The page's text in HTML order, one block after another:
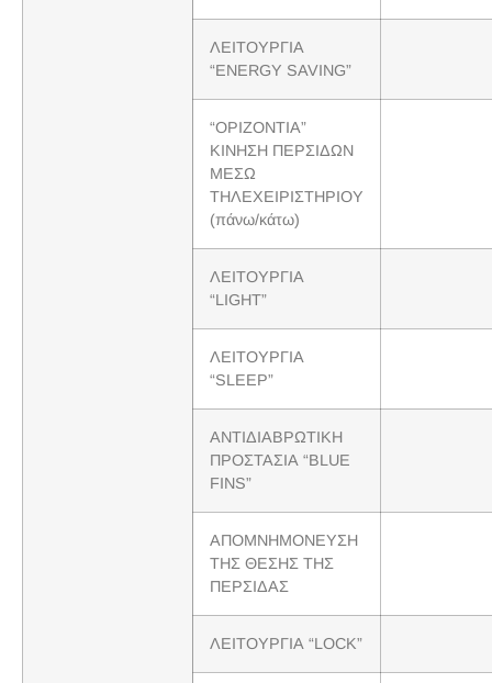
ΛΕΙΤΟΥΡΓΙΑ
“ENERGY SAVING”
“ΟΡΙΖΟΝΤΙΑ”
ΚΙΝΗΣΗ ΠΕΡΣΙΔΩΝ
ΜΕΣΩ
ΤΗΛΕΧΕΙΡΙΣΤΗΡΙΟΥ
(πάνω/κάτω)
ΛΕΙΤΟΥΡΓΙΑ
“LIGHT”
ΛΕΙΤΟΥΡΓΙΑ
“SLEEP”
ΑΝΤΙΔΙΑΒΡΩΤΙΚΗ
ΠΡΟΣΤΑΣΙΑ “BLUE
FINS”
ΑΠΟΜΝΗΜΟΝΕΥΣΗ
ΤΗΣ ΘΕΣΗΣ ΤΗΣ
ΠΕΡΣΙΔΑΣ
ΛΕΙΤΟΥΡΓΙΑ “LOCK”